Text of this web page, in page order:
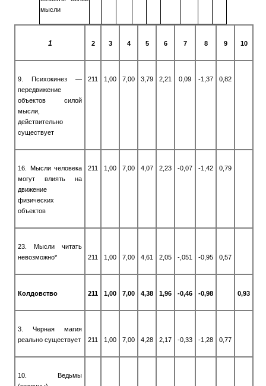
мысли
1 2 3 4 5 6 7 8 9 10
9. Психокинез —
передвижение
объектов силой
мысли,
действительно
существует
211 1,00 7,00 3,79 2,21 0,09 -1,37 0,82
16. Мысли человека
могут влиять на
движение
физических
объектов
211 1,00 7,00 4,07 2,23 -0,07 -1,42 0,79
23. Мысли читать
невозможно*
211 1,00 7,00 4,61 2,05 -,051 -0,95 0,57
Колдовство 211 1,00 7,00 4,38 1,96 -0,46 -0,98 0,93
3. Черная магия
реально существует
211 1,00 7,00 4,28 2,17 -0,33 -1,28 0,77
10. Ведьмы